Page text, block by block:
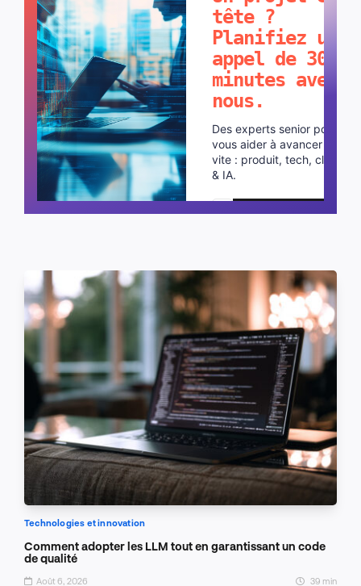
tête ?
Planifiez un
appel de 30
minutes avec
nous.
Des experts senior pour
vous aider à avancer plus
vite : produit, tech, cloud
& IA.
Planifier un appel
Technologies et innovation
Comment adopter les LLM tout en garantissant un code
de qualité
Août 6, 2026 39 min